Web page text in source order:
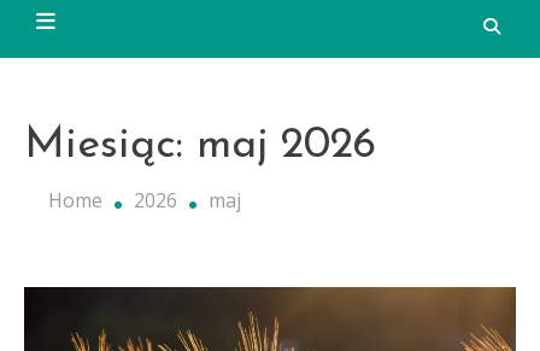
Miesiąc: maj 2026
Home 2026 maj